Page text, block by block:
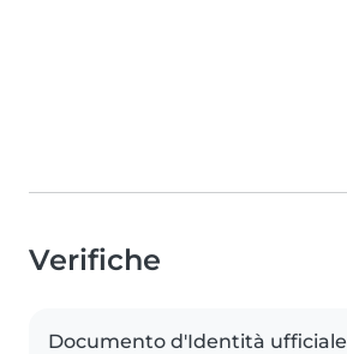
Verifiche
Documento d'Identità ufficiale